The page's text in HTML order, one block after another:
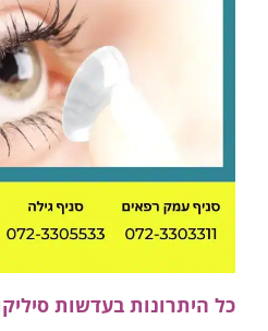
כל היתרונות בעדשות